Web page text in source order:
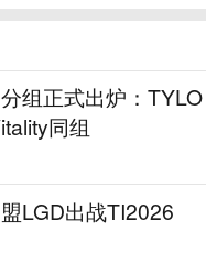
组正式出炉：TYLO
同组
LGD出战TI2026